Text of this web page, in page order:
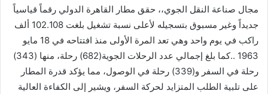
مجال صناعة النقل الجوي،، حقق مطار القاهرة الدولي رقماً قياسياً
جديداً وغير مسبوق بتسجيله لأعلى نسبة تشغيل بلغت 102.108 ألف
راكب في يوم واحد وهي تعد المرة الأولى منذ افتتاحه في 18 مايو
1963 ..كما بلغ إجمالي عدد الرحلات الجوية(682) رحلة، منها (343)
رحلة في السفر و(339) رحلة في الوصول، مما يؤكد قدرة المطار
على تلبية الطلب المتزايد لحركة السفر، ويشير إلى الكفاءة العالية